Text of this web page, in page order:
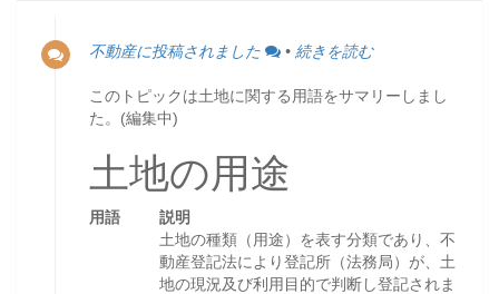
不動産に投稿されました • 続きを読む
このトピックは土地に関する用語をサマリーしまし
た。(編集中)
土地の用途
用語 説明
土地の種類（用途）を表す分類であり、不
動産登記法により登記所（法務局）が、土
地の現況及び利用目的で判断し登記されま